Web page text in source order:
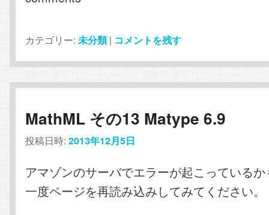
カテゴリー: 未分類 | コメントを残す
MathML その13 Matype 6.9
投稿日時:2013年12月5日
アマゾンのサーバでエラーが起こっている
一度ページを再読み込みしてみてください。